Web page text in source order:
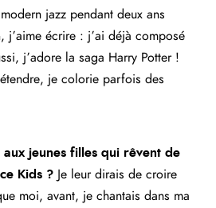
jazz pendant deux ans
j’aime écrire : j’ai déjà composé
j’adore la saga Harry Potter !
je colorie parfois des
aux jeunes filles qui rêvent de
Kids ? Je leur dirais de croire
moi, avant, je chantais dans ma